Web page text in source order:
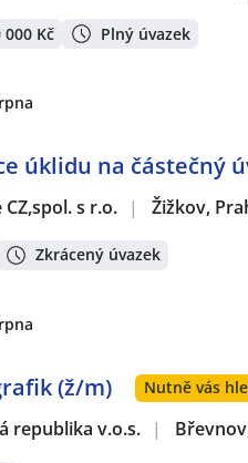
000 Kč Plný úvazek
úklidu na částečný
CZ,spol. s r.o. | Žižkov,
Zkrácený úvazek
(ž/m) Nutně vás
republika v.o.s. |